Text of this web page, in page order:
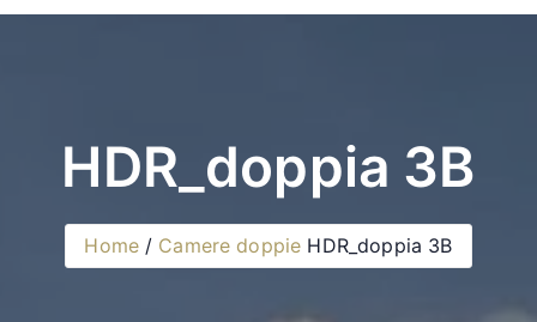
HDR_doppia 3B
Home Camere doppie HDR_doppia 3B